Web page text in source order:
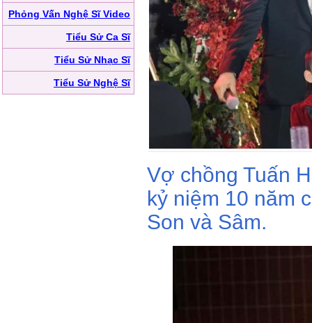
Phỏng Vấn Nghệ Sĩ Video
Tiểu Sử Ca Sĩ
Tiểu Sử Nhạc Sĩ
Tiểu Sử Nghệ Sĩ
Vợ chồng Tuấn
kỷ niệm 10 năm
Son và Sâm.